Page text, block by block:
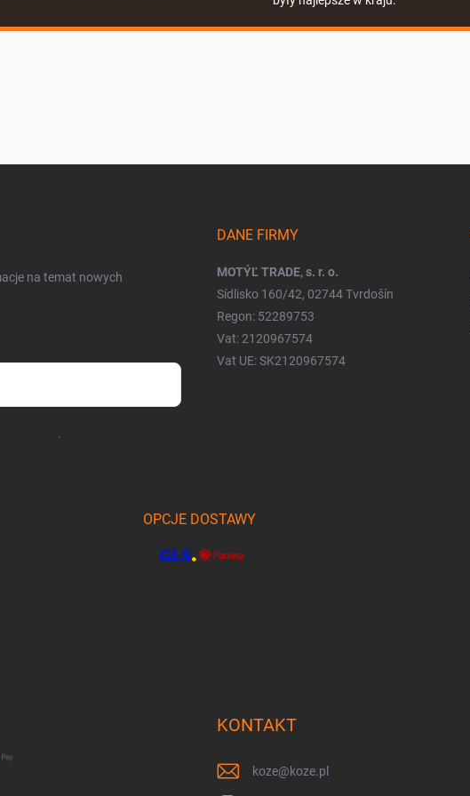
na temat nowych
.
DANE FIRMY
MOTÝĽ TRADE, s. r. o.
Sídlisko 160/42, 02744 Tvrdošín
Regon: 52289753
Vat: 2120967574
Vat UE: SK2120967574
OPCJE DOSTAWY
KONTAKT
koze@koze.pl